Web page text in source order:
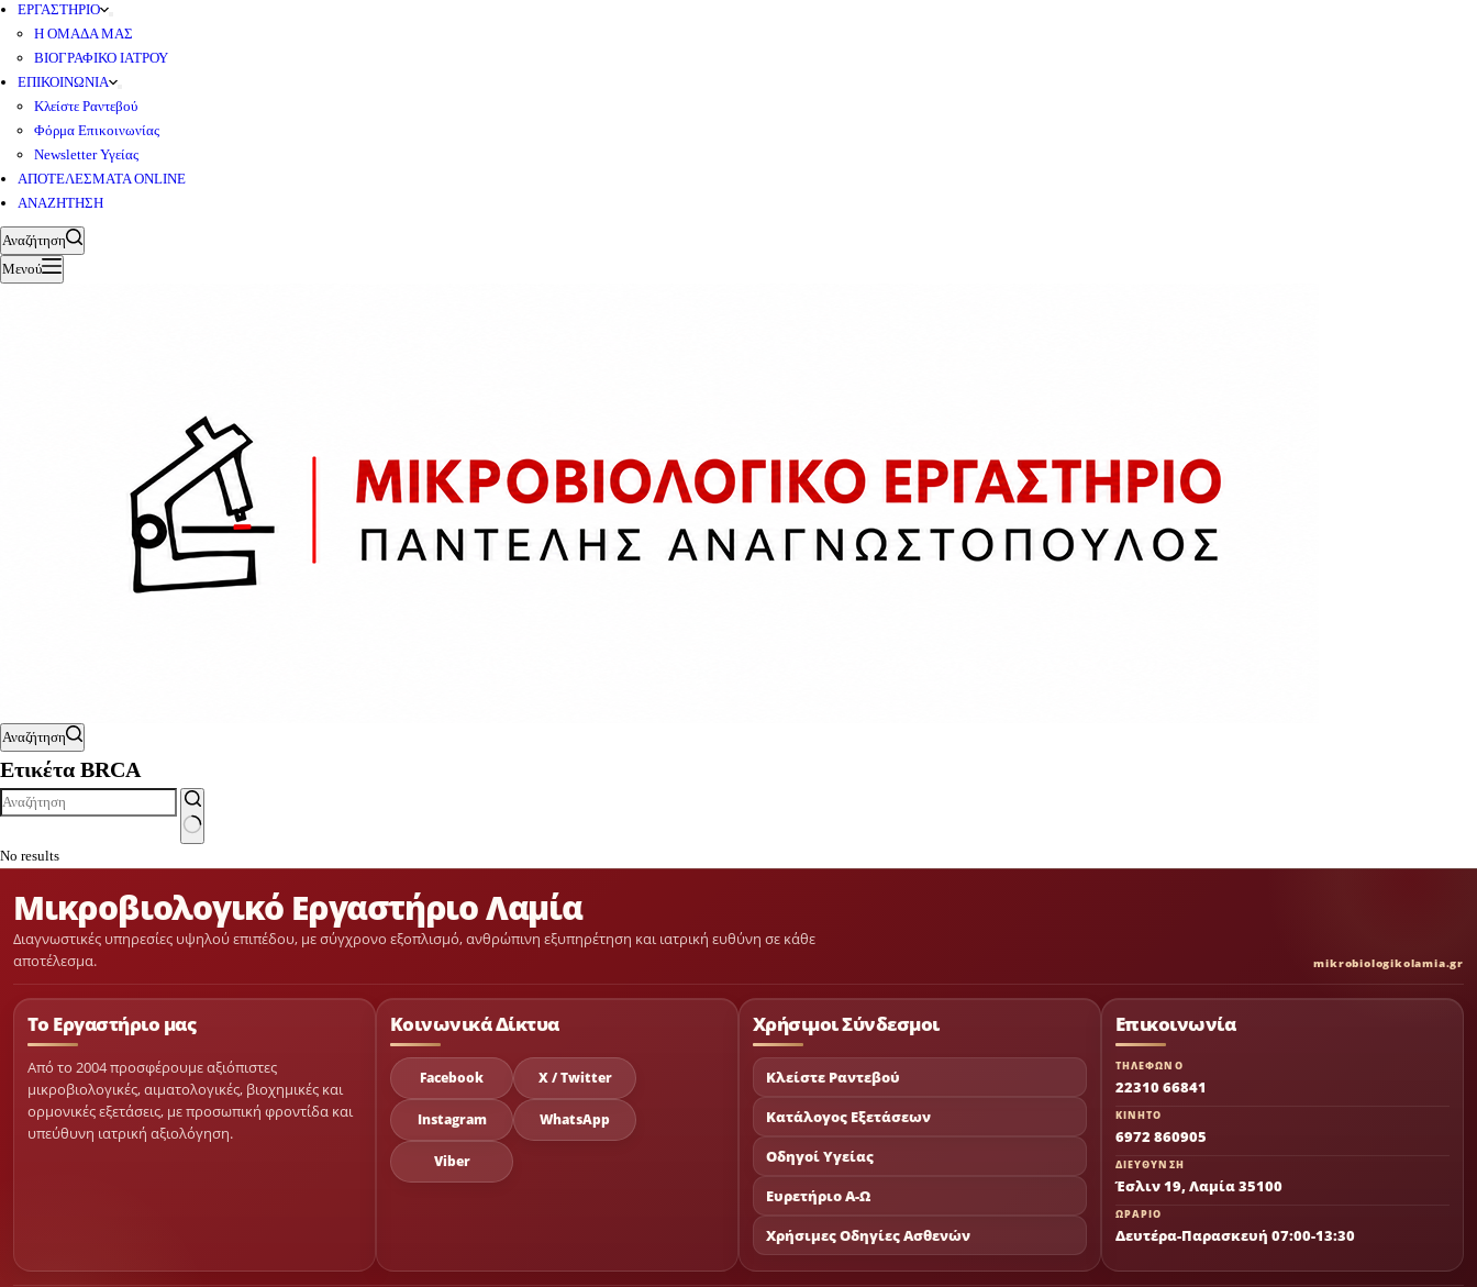
ΕΡΓΑΣΤΗΡΙΟ
Η ΟΜΑΔΑ ΜΑΣ
ΒΙΟΓΡΑΦΙΚΟ ΙΑΤΡΟΥ
ΕΠΙΚΟΙΝΩΝΙΑ
Κλείστε Ραντεβού
Φόρμα Επικοινωνίας
Newsletter Υγείας
ΑΠΟΤΕΛΕΣΜΑΤΑ ONLINE
ΑΝΑΖΗΤΗΣΗ
Αναζήτηση
Μενού
Αναζήτηση
Ετικέτα BRCA
No results
Μικροβιολογικό Εργαστήριο Λαμία
Διαγνωστικές υπηρεσίες υψηλού επιπέδου, με σύγχρονο εξοπλισμό, ανθρώπινη εξυπηρέτηση και ιατρική ευθύνη σε κάθε
αποτέλεσμα.
mikrobiologikolamia.gr
Το Εργαστήριο μας
Από το 2004 προσφέρουμε αξιόπιστες
μικροβιολογικές, αιματολογικές, βιοχημικές και
ορμονικές εξετάσεις, με προσωπική φροντίδα και
υπεύθυνη ιατρική αξιολόγηση.
Κοινωνικά Δίκτυα
Facebook X / Twitter
Instagram WhatsApp
Viber
Χρήσιμοι Σύνδεσμοι
Κλείστε Ραντεβού
Κατάλογος Εξετάσεων
Οδηγοί Υγείας
Ευρετήριο Α-Ω
Χρήσιμες Οδηγίες Ασθενών
Επικοινωνία
ΤΗΛΕΦΩΝΟ
22310 66841
ΚΙΝΗΤΟ
6972 860905
ΔΙΕΥΘΥΝΣΗ
Έσλιν 19, Λαμία 35100
ΩΡΑΡΙΟ
Δευτέρα-Παρασκευή 07:00-13:30